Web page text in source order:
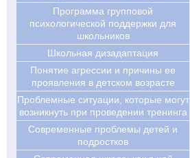
Программа групповой
психологической поддержки для
школьников
Школьная дизадаптация
Понятие агрессии и причины ее
проявления в детском возрасте
Проблемные ситуации, которые могут
возникнуть при проведении тренинга
Современные проблемы детей и
подростков